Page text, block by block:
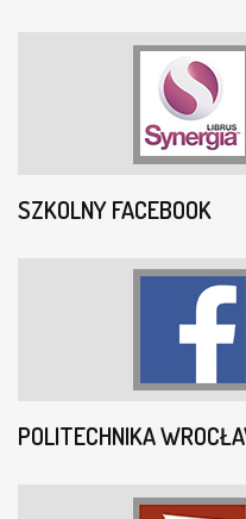
SZKOLNY FACEBOOK
POLITECHNIKA